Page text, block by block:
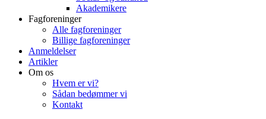
Akademikere
Fagforeninger
Alle fagforeninger
Billige fagforeninger
Anmeldelser
Artikler
Om os
Hvem er vi?
Sådan bedømmer vi
Kontakt